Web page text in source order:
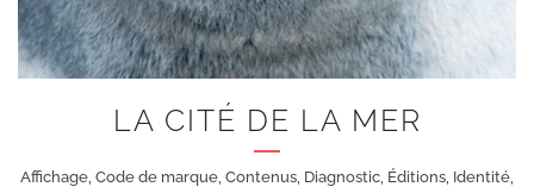
LA CITÉ DE LA MER
Affichage, Code de marque, Contenus, Diagnostic, Éditions, Identité,